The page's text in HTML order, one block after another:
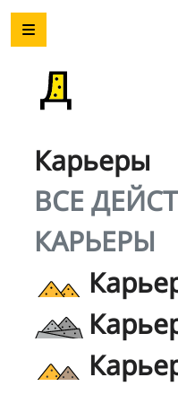
Карьеры
ВСЕ
КАРЬЕРЫ